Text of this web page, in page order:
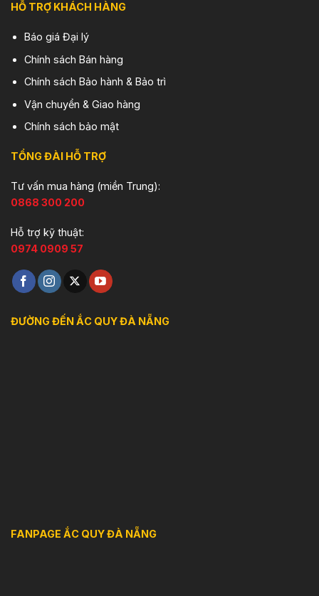
HỖ TRỢ KHÁCH HÀNG
Báo giá Đại lý
Chính sách Bán hàng
Chính sách Bảo hành & Bảo trì
Vận chuyển & Giao hàng
Chính sách bảo mật
TỔNG ĐÀI HỖ TRỢ
Tư vấn mua hàng (miền Trung):
0868 300 200
Hỗ trợ kỹ thuật:
0974 0909 57
ĐƯỜNG ĐẾN ẮC QUY ĐÀ NẴNG
FANPAGE ẮC QUY ĐÀ NẴNG